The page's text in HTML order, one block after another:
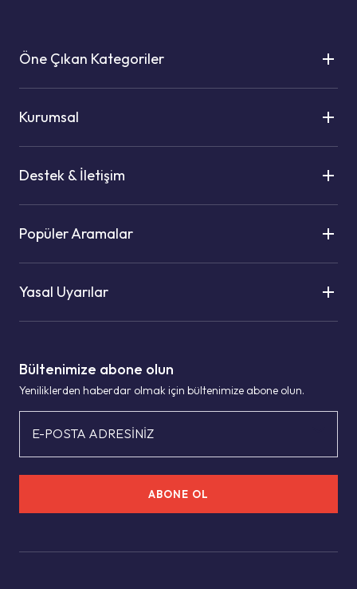
Bültenimize abone olun
Yeniliklerden haberdar olmak için bültenimize abone olun.
E-POSTA ADRESİNİZ
ABONE OL
Öne Çıkan Kategoriler
Kurumsal
Destek & İletişim
Popüler Aramalar
Yasal Uyarılar